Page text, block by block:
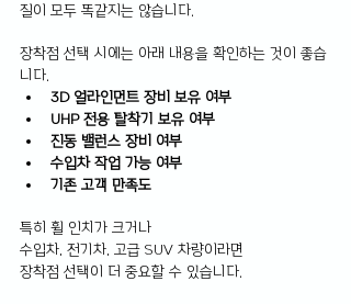
질이 모두 똑같지는 않습니다.
장착점 선택 시에는 아래 내용을 확인하는 것이 좋습
니다.
3D 얼라인먼트 장비 보유 여부
UHP 전용 탈착기 보유 여부
진동 밸런스 장비 여부
수입차 작업 가능 여부
기존 고객 만족도
특히 휠 인치가 크거나
수입차, 전기차, 고급 SUV 차량이라면
장착점 선택이 더 중요할 수 있습니다.